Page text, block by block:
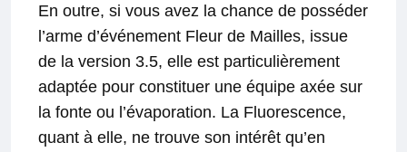
En outre, si vous avez la chance de posséder
l’arme d’événement Fleur de Mailles, issue
de la version 3.5, elle est particulièrement
adaptée pour constituer une équipe axée sur
la fonte ou l’évaporation. La Fluorescence,
quant à elle, ne trouve son intérêt qu’en